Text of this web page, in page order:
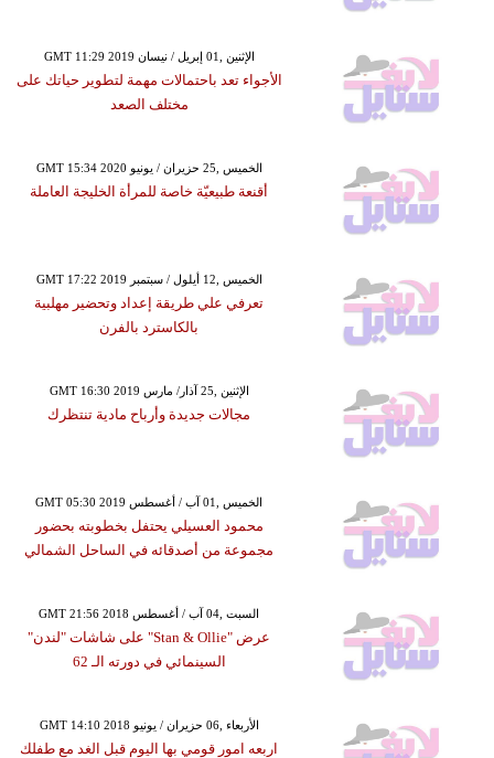
GMT 11:29 2019 الإثنين ,01 إبريل / نيسان
الأجواء تعد باحتمالات مهمة لتطوير حياتك على
مختلف الصعد
GMT 15:34 2020 الخميس ,25 حزيران / يونيو
أقنعة طبيعيّة خاصة للمرأة الخليجة العاملة
GMT 17:22 2019 الخميس ,12 أيلول / سبتمبر
تعرفي علي طريقة إعداد وتحضير مهلبية
بالكاسترد بالفرن
GMT 16:30 2019 الإثنين ,25 آذار/ مارس
مجالات جديدة وأرباح مادية تنتظرك
GMT 05:30 2019 الخميس ,01 آب / أغسطس
محمود العسيلي يحتفل بخطوبته بحضور
مجموعة من أصدقائه في الساحل الشمالي
GMT 21:56 2018 السبت ,04 آب / أغسطس
عرض "Stan & Ollie" على شاشات "لندن"
السينمائي في دورته الـ 62
GMT 14:10 2018 الأربعاء ,06 حزيران / يونيو
اربعه امور قومي بها اليوم قبل الغد مع طفلك